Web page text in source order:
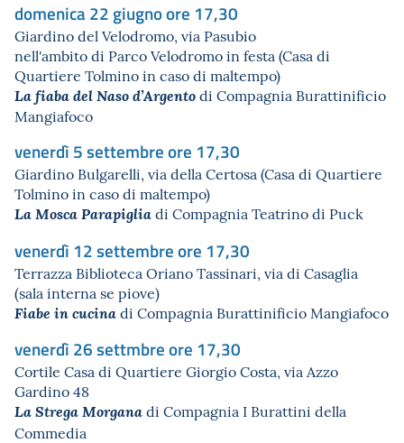
domenica 22 giugno ore 17,30
Giardino del Velodromo, via Pasubio
nell'ambito di Parco Velodromo in festa (Casa di
Quartiere Tolmino in caso di maltempo)
La fiaba del Naso d’Argentodi Compagnia Burattinificio
Mangiafoco
venerdì 5 settembre ore 17,30
Giardino Bulgarelli, via della Certosa (Casa di Quartiere
Tolmino in caso di maltempo)
La Mosca Parapigliadi Compagnia Teatrino di Puck
venerdì 12 settembre ore 17,30
Terrazza Biblioteca Oriano Tassinari, via di Casaglia
(sala interna se piove)
Fiabe in cucinadi Compagnia Burattinificio Mangiafoco
venerdì 26 settmbre ore 17,30
Cortile Casa di Quartiere Giorgio Costa, via Azzo
Gardino 48
La Strega Morganadi Compagnia I Burattini della
Commedia